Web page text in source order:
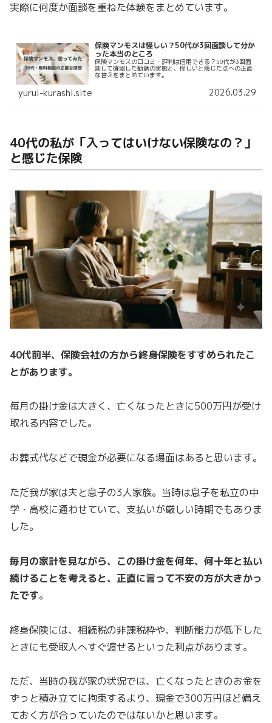
実際に何度か面談を重ねた体験をまとめています。
保険マンモスは怪しい？50代が3回面談して分か
った本当のところ
保険マンモスの口コミ・評判は信用できる？50代が3回面
談して確認した勧誘の実態と、怪しいと感じた点への正直
な答えをまとめています。
yurui-kurashi.site 2026.03.29
40代の私が「入ってはいけない保険なの？」
と感じた保険
40代前半、保険会社の方から終身保険をすすめられたこ
とがあります。
毎月の掛け金は大きく、亡くなったときに500万円が受け
取れる内容でした。
お葬式代などで現金が必要になる場面はあると思います。
ただ我が家は夫と息子の3人家族。当時は息子を私立の中
学・高校に通わせていて、支払いが厳しい時期でもありま
した。
毎月の家計を見ながら、この掛け金を何年、何十年と払い
続けることを考えると、正直に言って不安の方が大きかっ
たです。
終身保険には、相続税の非課税枠や、判断能力が低下した
ときにも受取人へすぐ渡せるといった利点があります。
ただ、当時の我が家の状況では、亡くなったときのお金を
ずっと積み立てに拘束するより、現金で300万円ほど備え
ておく方が合っていたのではないかと思います。